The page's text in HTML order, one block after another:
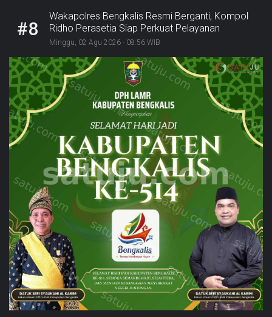
#8
Wakapolres Bengkalis Resmi Berganti, Kompol
Ridho Perasetia Siap Perkuat Pelayanan
Kepolisian
Minggu, 02 Agu 2026 - 08:56 WIB